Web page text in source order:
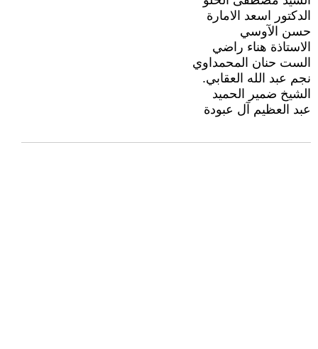
الدكتور اسعد الامارة
حسن الآوسي
الاستاذة هناء راضي
الست حنان المحمداوي
نجم عبد الله العقابي.
الشيخ ضمير الحميد
عبد العظيم آل عبودة